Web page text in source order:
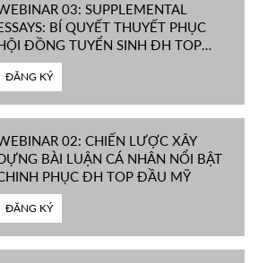
03: SUPPLEMENTAL
BÍ QUYẾT THUYẾT PHỤC
ĐỒNG TUYỂN SINH ĐH TOP
MỸ
ĐĂNG KÝ
02: CHIẾN LƯỢC XÂY
BÀI LUẬN CÁ NHÂN NỔI BẬT
PHỤC ĐH TOP ĐẦU MỸ
ĐĂNG KÝ